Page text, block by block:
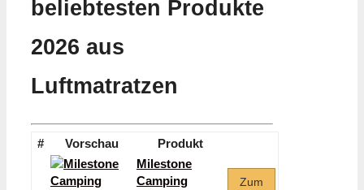
beliebtesten Produkte
2026 aus
Luftmatratzen
# Vorschau Produkt
Milestone
Camping
Zum